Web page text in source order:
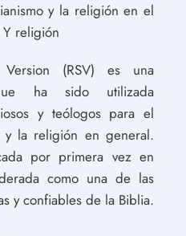
y la religión en el
Y religión
(RSV) es una
ha sido utilizada
y teólogos para el
y la religión en general.
por primera vez en
como una de las
y confiables de la Biblia.